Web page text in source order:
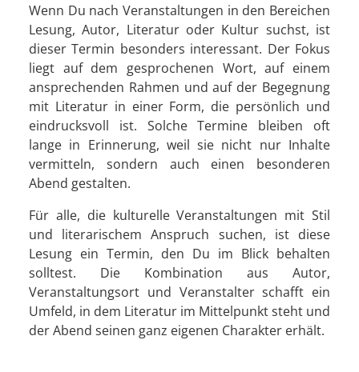
Wenn Du nach Veranstaltungen in den Bereichen
Lesung, Autor, Literatur oder Kultur suchst, ist
dieser Termin besonders interessant. Der Fokus
liegt auf dem gesprochenen Wort, auf einem
ansprechenden Rahmen und auf der Begegnung
mit Literatur in einer Form, die persönlich und
eindrucksvoll ist. Solche Termine bleiben oft
lange in Erinnerung, weil sie nicht nur Inhalte
vermitteln, sondern auch einen besonderen
Abend gestalten.
Für alle, die kulturelle Veranstaltungen mit Stil
und literarischem Anspruch suchen, ist diese
Lesung ein Termin, den Du im Blick behalten
solltest. Die Kombination aus Autor,
Veranstaltungsort und Veranstalter schafft ein
Umfeld, in dem Literatur im Mittelpunkt steht und
der Abend seinen ganz eigenen Charakter erhält.